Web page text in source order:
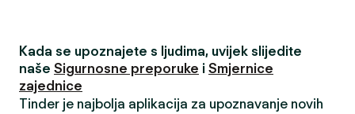
Kada se upoznajete s ljudima, uvijek slijedite
naše Sigurnosne preporuke i Smjernice
zajednice
Tinder je najbolja aplikacija za upoznavanje novih